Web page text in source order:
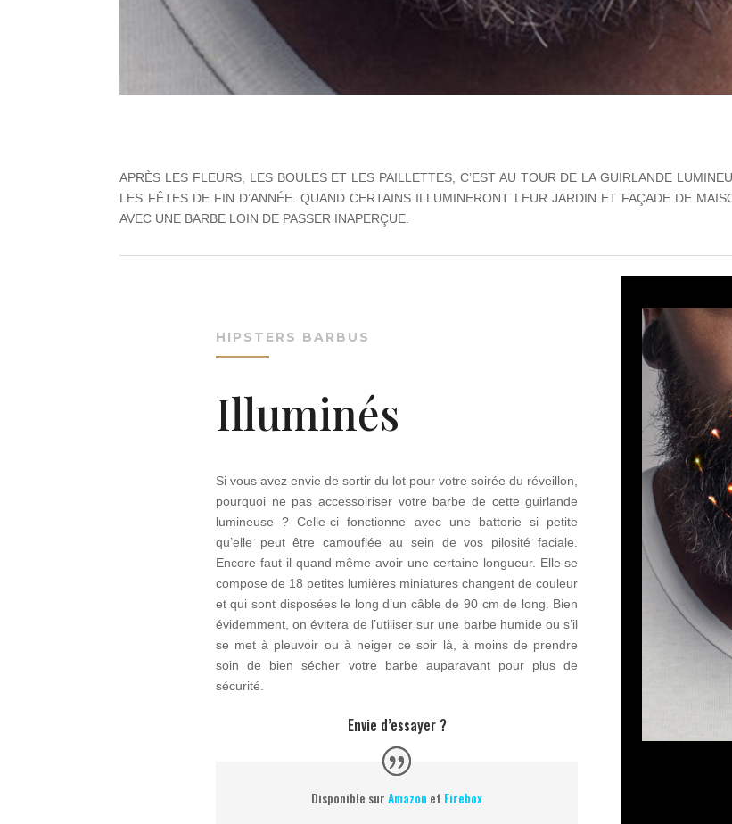
APRÈS LES FLEURS, LES BOULES ET LES PAILLETTES, C’EST AU TOUR DE LA GUIRLANDE
LES FÊTES DE FIN D’ANNÉE. QUAND CERTAINS ILLUMINERONT LEUR JARDIN ET FAÇADE DE
AVEC UNE BARBE LOIN DE PASSER INAPERÇUE.
HIPSTERS BARBUS
Illuminés
Si vous avez envie de sortir du lot pour votre soirée du réveillon,
pourquoi ne pas accessoiriser votre barbe de cette guirlande
lumineuse ? Celle-ci fonctionne avec une batterie si petite
qu’elle peut être camouflée au sein de vos pilosité faciale.
Encore faut-il quand même avoir une certaine longueur. Elle se
compose de 18 petites lumières miniatures changent de couleur
et qui sont disposées le long d’un câble de 90 cm de long. Bien
évidemment, on évitera de l’utiliser sur une barbe humide ou s’il
se met à pleuvoir ou à neiger ce soir là, à moins de prendre
soin de bien sécher votre barbe auparavant pour plus de
sécurité.
Envie d’essayer ?
Disponible surAmazon et Firebox